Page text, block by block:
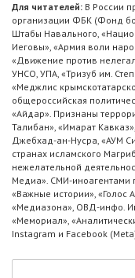
Для читателей: В России
организации ФБК (Фонд
Штабы Навального,
Иеговы», «Армия воли
«Движение против
УНСО, УПА, «Тризуб им.
«Меджлис
общероссийская
«Айдар». Признаны
Талибан», «Имарат
Джебхад-ан-Нусра, «АУМ
странах исламского
нежелательной
Медиа». СМИ-иноагентами
«Важные истории», «Голос
«Медиазона», ОВД-инфо.
«Мемориал»,
Instagram и Facebook